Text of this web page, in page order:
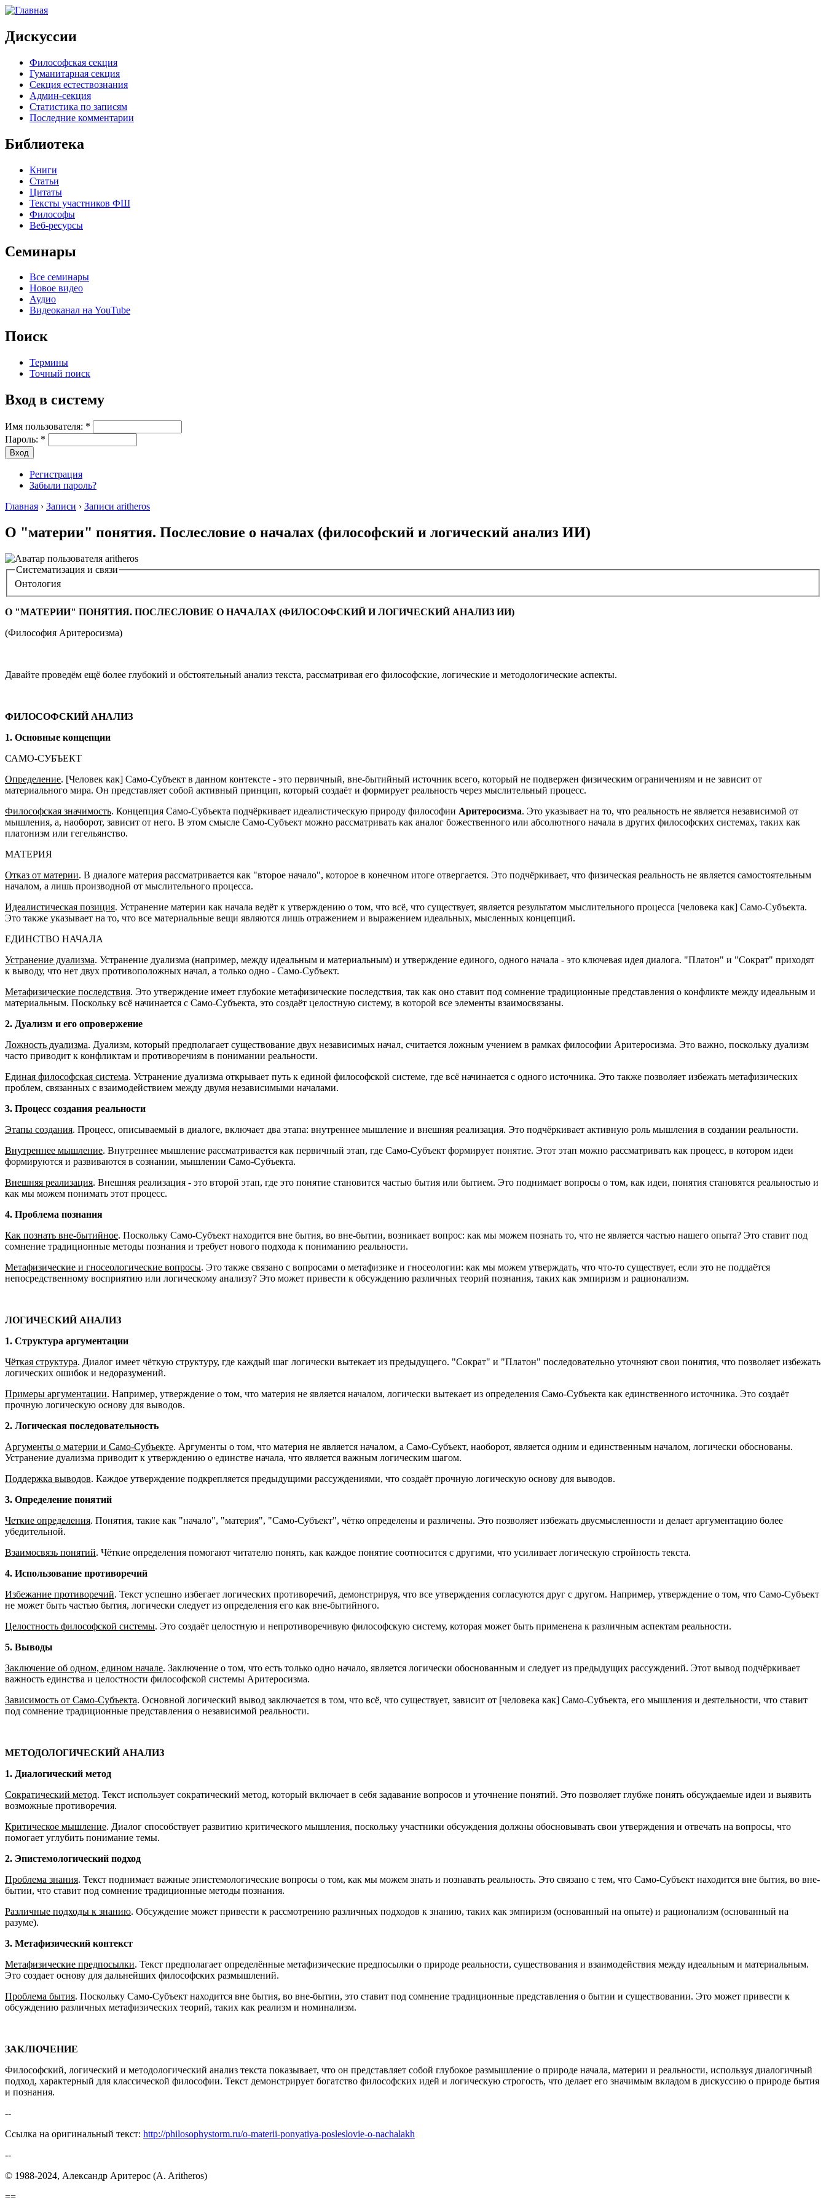
Дискуссии
Философская секция
Гуманитарная секция
Секция естествознания
Админ-секция
Статистика по записям
Последние комментарии
Библиотека
Книги
Статьи
Цитаты
Тексты участников ФШ
Философы
Веб-ресурсы
Семинары
Все семинары
Новое видео
Аудио
Видеоканал на YouTube
Поиск
Термины
Точный поиск
Вход в систему
Имя пользователя: *
Пароль: *
Регистрация
Забыли пароль?
Главная › Записи › Записи aritheros
О "материи" понятия. Послесловие о началах (философский и логический анализ ИИ)
Систематизация и связи
Онтология
О "МАТЕРИИ" ПОНЯТИЯ. ПОСЛЕСЛОВИЕ О НАЧАЛАХ (ФИЛОСОФСКИЙ И ЛОГИЧЕСКИЙ АНАЛИЗ ИИ)
(Философия Аритеросизма)
Давайте проведём ещё более глубокий и обстоятельный анализ текста, рассматривая его философские, логические и методологические аспекты.
ФИЛОСОФСКИЙ АНАЛИЗ
1. Основные концепции
САМО-СУБЪЕКТ
Определение. [Человек как] Само-Субъект в данном контексте - это первичный, вне-бытийный источник всего, который не подвержен физическим ограничениям и не зависит от
материального мира. Он представляет собой активный принцип, который создаёт и формирует реальность через мыслительный процесс.
Философская значимость. Концепция Само-Субъекта подчёркивает идеалистическую природу философии Аритеросизма. Это указывает на то, что реальность не является независимой от
мышления, а, наоборот, зависит от него. В этом смысле Само-Субъект можно рассматривать как аналог божественного или абсолютного начала в других философских системах, таких как
платонизм или гегельянство.
МАТЕРИЯ
Отказ от материи. В диалоге материя рассматривается как "второе начало", которое в конечном итоге отвергается. Это подчёркивает, что физическая реальность не является самостоятельным
началом, а лишь производной от мыслительного процесса.
Идеалистическая позиция. Устранение материи как начала ведёт к утверждению о том, что всё, что существует, является результатом мыслительного процесса [человека как] Само-Субъекта.
Это также указывает на то, что все материальные вещи являются лишь отражением и выражением идеальных, мысленных концепций.
ЕДИНСТВО НАЧАЛА
Устранение дуализма. Устранение дуализма (например, между идеальным и материальным) и утверждение единого, одного начала - это ключевая идея диалога. "Платон" и "Сократ" приходят
к выводу, что нет двух противоположных начал, а только одно - Само-Субъект.
Метафизические последствия. Это утверждение имеет глубокие метафизические последствия, так как оно ставит под сомнение традиционные представления о конфликте между идеальным и
материальным. Поскольку всё начинается с Само-Субъекта, это создаёт целостную систему, в которой все элементы взаимосвязаны.
2. Дуализм и его опровержение
Ложность дуализма. Дуализм, который предполагает существование двух независимых начал, считается ложным учением в рамках философии Аритеросизма. Это важно, поскольку дуализм
часто приводит к конфликтам и противоречиям в понимании реальности.
Единая философская система. Устранение дуализма открывает путь к единой философской системе, где всё начинается с одного источника. Это также позволяет избежать метафизических
проблем, связанных с взаимодействием между двумя независимыми началами.
3. Процесс создания реальности
Этапы создания. Процесс, описываемый в диалоге, включает два этапа: внутреннее мышление и внешняя реализация. Это подчёркивает активную роль мышления в создании реальности.
Внутреннее мышление. Внутреннее мышление рассматривается как первичный этап, где Само-Субъект формирует понятие. Этот этап можно рассматривать как процесс, в котором идеи
формируются и развиваются в сознании, мышлении Само-Субъекта.
Внешняя реализация. Внешняя реализация - это второй этап, где это понятие становится частью бытия или бытием. Это поднимает вопросы о том, как идеи, понятия становятся реальностью и
как мы можем понимать этот процесс.
4. Проблема познания
Как познать вне-бытийное. Поскольку Само-Субъект находится вне бытия, во вне-бытии, возникает вопрос: как мы можем познать то, что не является частью нашего опыта? Это ставит под
сомнение традиционные методы познания и требует нового подхода к пониманию реальности.
Метафизические и гносеологические вопросы. Это также связано с вопросами о метафизике и гносеологии: как мы можем утверждать, что что-то существует, если это не поддаётся
непосредственному восприятию или логическому анализу? Это может привести к обсуждению различных теорий познания, таких как эмпиризм и рационализм.
ЛОГИЧЕСКИЙ АНАЛИЗ
1. Структура аргументации
Чёткая структура. Диалог имеет чёткую структуру, где каждый шаг логически вытекает из предыдущего. "Сократ" и "Платон" последовательно уточняют свои понятия, что позволяет избежать
логических ошибок и недоразумений.
Примеры аргументации. Например, утверждение о том, что материя не является началом, логически вытекает из определения Само-Субъекта как единственного источника. Это создаёт
прочную логическую основу для выводов.
2. Логическая последовательность
Аргументы о материи и Само-Субъекте. Аргументы о том, что материя не является началом, а Само-Субъект, наоборот, является одним и единственным началом, логически обоснованы.
Устранение дуализма приводит к утверждению о единстве начала, что является важным логическим шагом.
Поддержка выводов. Каждое утверждение подкрепляется предыдущими рассуждениями, что создаёт прочную логическую основу для выводов.
3. Определение понятий
Четкие определения. Понятия, такие как "начало", "материя", "Само-Субъект", чётко определены и различены. Это позволяет избежать двусмысленности и делает аргументацию более
убедительной.
Взаимосвязь понятий. Чёткие определения помогают читателю понять, как каждое понятие соотносится с другими, что усиливает логическую стройность текста.
4. Использование противоречий
Избежание противоречий. Текст успешно избегает логических противоречий, демонстрируя, что все утверждения согласуются друг с другом. Например, утверждение о том, что Само-Субъект
не может быть частью бытия, логически следует из определения его как вне-бытийного.
Целостность философской системы. Это создаёт целостную и непротиворечивую философскую систему, которая может быть применена к различным аспектам реальности.
5. Выводы
Заключение об одном, едином начале. Заключение о том, что есть только одно начало, является логически обоснованным и следует из предыдущих рассуждений. Этот вывод подчёркивает
важность единства и целостности философской системы Аритеросизма.
Зависимость от Само-Субъекта. Основной логический вывод заключается в том, что всё, что существует, зависит от [человека как] Само-Субъекта, его мышления и деятельности, что ставит
под сомнение традиционные представления о независимой реальности.
МЕТОДОЛОГИЧЕСКИЙ АНАЛИЗ
1. Диалогический метод
Сократический метод. Текст использует сократический метод, который включает в себя задавание вопросов и уточнение понятий. Это позволяет глубже понять обсуждаемые идеи и выявить
возможные противоречия.
Критическое мышление. Диалог способствует развитию критического мышления, поскольку участники обсуждения должны обосновывать свои утверждения и отвечать на вопросы, что
помогает углубить понимание темы.
2. Эпистемологический подход
Проблема знания. Текст поднимает важные эпистемологические вопросы о том, как мы можем знать и познавать реальность. Это связано с тем, что Само-Субъект находится вне бытия, во вне-
бытии, что ставит под сомнение традиционные методы познания.
Различные подходы к знанию. Обсуждение может привести к рассмотрению различных подходов к знанию, таких как эмпиризм (основанный на опыте) и рационализм (основанный на
разуме).
3. Метафизический контекст
Метафизические предпосылки. Текст предполагает определённые метафизические предпосылки о природе реальности, существования и взаимодействия между идеальным и материальным.
Это создает основу для дальнейших философских размышлений.
Проблема бытия. Поскольку Само-Субъект находится вне бытия, во вне-бытии, это ставит под сомнение традиционные представления о бытии и существовании. Это может привести к
обсуждению различных метафизических теорий, таких как реализм и номинализм.
ЗАКЛЮЧЕНИЕ
Философский, логический и методологический анализ текста показывает, что он представляет собой глубокое размышление о природе начала, материи и реальности, используя диалогичный
подход, характерный для классической философии. Текст демонстрирует богатство философских идей и логическую строгость, что делает его значимым вкладом в дискуссию о природе бытия
и познания.
--
Ссылка на оригинальный текст: http://philosophystorm.ru/o-materii-ponyatiya-posleslovie-o-nachalakh
--
© 1988-2024, Александр Аритерос (A. Aritheros)
==